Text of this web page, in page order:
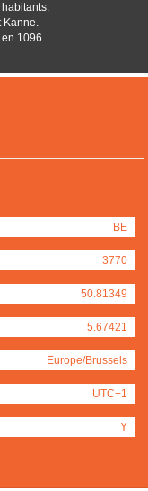
BE
3770
50.81349
5.67421
Europe/Brussels
UTC+1
Y
Kanne.
1096.